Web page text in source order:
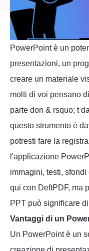
PowerPoint è un
presentazioni, un
creare un materiale
molti di voi pensano
parte don & rsquo; t
questo strumento è
potresti fare la
l'applicazione
immagini, testi,
qui con DeftPDF, ma
PPT può significare
Vantaggi di un
Un PowerPoint è un